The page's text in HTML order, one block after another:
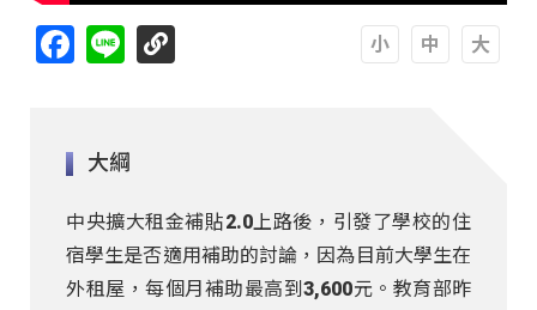
Facebook
Line
大綱
中央擴大租金補貼2.0上路後，引發了學校的住
宿學生是否適用補助的討論，因為目前大學生在
外租屋，每個月補助最高到3,600元。教育部昨